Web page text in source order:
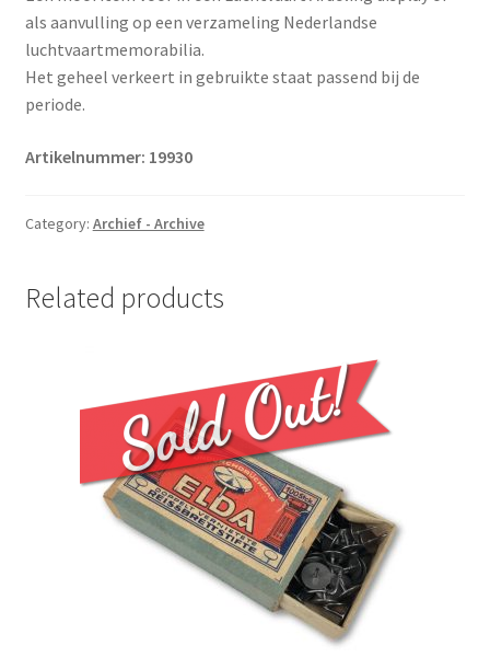
als aanvulling op een verzameling Nederlandse
luchtvaartmemorabilia.
Het geheel verkeert in gebruikte staat passend bij de
periode.
Artikelnummer: 19930
Category: Archief - Archive
Related products